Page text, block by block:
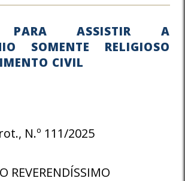
PARA ASSISTIR A
SOMENTE RELIGIOSO
CIVIL
N.º 111/2025
REVERENDÍSSIMO